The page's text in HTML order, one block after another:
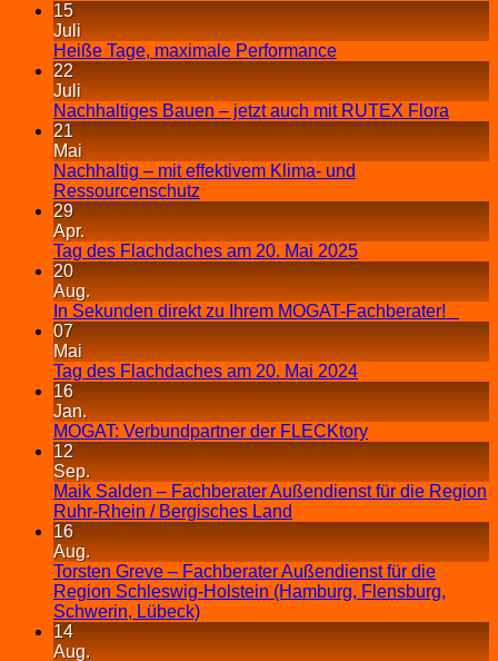
15
Juli
Heiße Tage, maximale Performance
22
Juli
Nachhaltiges Bauen – jetzt auch mit RUTEX Flora
21
Mai
Nachhaltig – mit effektivem Klima- und
Ressourcenschutz
29
Apr.
Tag des Flachdaches am 20. Mai 2025
20
Aug.
In Sekunden direkt zu Ihrem MOGAT-Fachberater!
07
Mai
Tag des Flachdaches am 20. Mai 2024
16
Jan.
MOGAT: Verbundpartner der FLECKtory
12
Sep.
Maik Salden – Fachberater Außendienst für die Region
Ruhr-Rhein / Bergisches Land
16
Aug.
Torsten Greve – Fachberater Außendienst für die
Region Schleswig-Holstein (Hamburg, Flensburg,
Schwerin, Lübeck)
14
Aug.